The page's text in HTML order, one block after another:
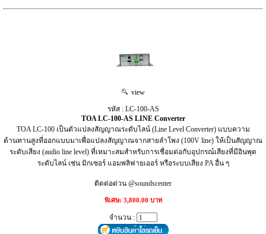
view
รหัส : LC-100-AS
TOA LC-100-AS LINE Converter
TOA LC-100 เป็นตัวแปลงสัญญาณระดับไลน์ (Line Level Converter) แบบความ
ต้านทานสูงที่ออกแบบมาเพื่อแปลงสัญญาณจากสายลำโพง (100V line) ให้เป็นสัญญาณ
ระดับเสียง (audio line level) ที่เหมาะสมสำหรับการเชื่อมต่อกับอุปกรณ์เสียงที่มีอินพุต
ระดับไลน์ เช่น มิกเซอร์ แอมพลิฟายเออร์ หรือระบบเสียง PA อื่น ๆ
ติดต่อด่วน @soundscenter
พิเศษ: 3,800.00 บาท
จำนวน :